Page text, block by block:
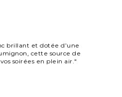
brillant et dotée d’une
cette source de
soirées en plein air."